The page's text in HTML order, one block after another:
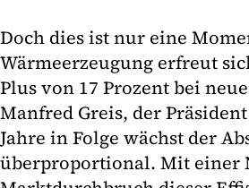
Doch dies ist nur eine
Wärmeerzeugung erfreut
Plus von 17 Prozent bei
Manfred Greis, der
Jahre in Folge wächst der
überproportional. Mit einer